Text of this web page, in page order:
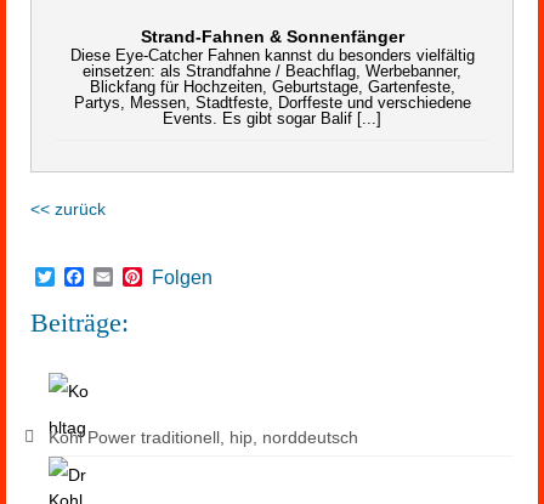
Strand-Fahnen & Sonnenfänger
Diese Eye-Catcher Fahnen kannst du besonders vielfältig
einsetzen: als Strandfahne / Beachflag, Werbebanner,
Blickfang für Hochzeiten, Geburtstage, Gartenfeste,
Partys, Messen, Stadtfeste, Dorffeste und verschiedene
Events. Es gibt sogar Balif [...]
<< zurück
TwitterFacebook
EmailPinterest
Folgen
Beiträge:
Kohl Power traditionell, hip, norddeutsch